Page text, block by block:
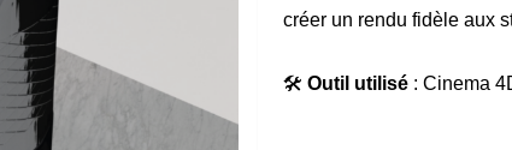
créer un rendu fidèle aux
🛠Outil utilisé : Cinema